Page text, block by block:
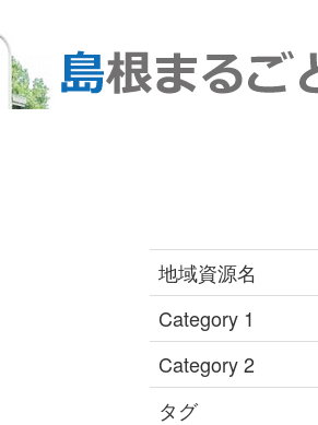
地域資源名
Category 1
Category 2
タグ